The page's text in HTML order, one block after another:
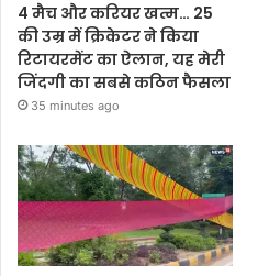
4 मैच और करियर खत्म… 25
की उम्र में क्रिकेटर ने किया
रिटायरमेंट का ऐलान, यह मेरी
जिंदगी का सबसे कठिन फैसला
35 minutes ago